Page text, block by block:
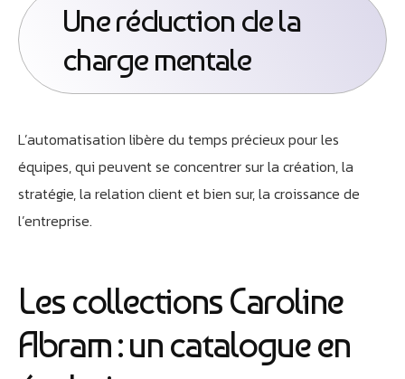
Une réduction de la
charge mentale
L’automatisation libère du temps précieux pour les
équipes, qui peuvent se concentrer sur la création, la
stratégie, la relation client et bien sur, la croissance de
l’entreprise.
Les collections Caroline
Abram : un catalogue en